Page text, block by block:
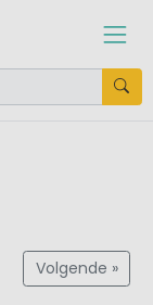
Volgende »